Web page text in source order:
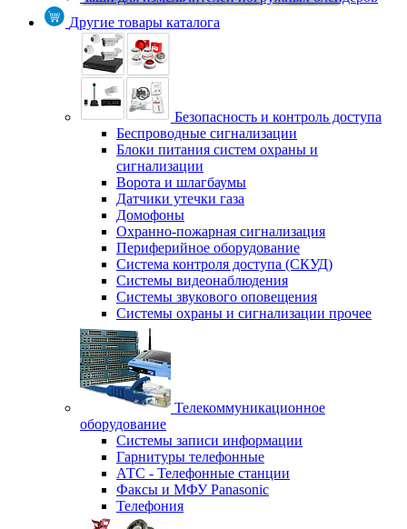
Другие товары каталога
Безопасность и контроль доступа
Беспроводные сигнализации
Блоки питания систем охраны и
сигнализации
Ворота и шлагбаумы
Датчики утечки газа
Домофоны
Охранно-пожарная сигнализация
Периферийное оборудование
Система контроля доступа (СКУД)
Системы видеонаблюдения
Системы звукового оповещения
Системы охраны и сигнализации прочее
Телекоммуникационное
оборудование
Системы записи информации
Гарнитуры телефонные
АТС - Телефонные станции
Факсы и МФУ Panasonic
Телефония